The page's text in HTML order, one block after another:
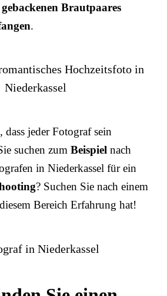
Brautpaares
.
, dass jeder Fotograf sein
suchen zum Beispiel nach
in Niederkassel für ein
? Suchen Sie nach einem
Bereich Erfahrung hat!